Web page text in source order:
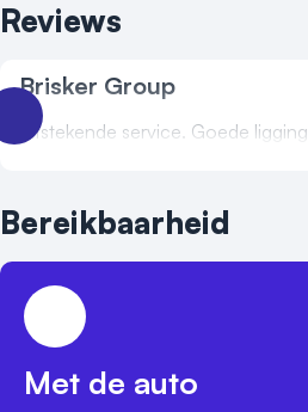
Reviews
Brisker Group
Uitstekende service. Goede ligging.
Bereikbaarheid
Met de auto